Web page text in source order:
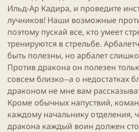
Ильд-Ар Кадира, и проведите
лучников! Наши возможные
поэтому пускай все, кто умеет
тренируются в стрельбе.
быть полезны, но арбалет
Против дракона он полезен
совсем близко--а о недостатках
драконом не мне вам
Кроме обычных напуствий,
каждому начальнику отделения,
дракона каждый воин должен